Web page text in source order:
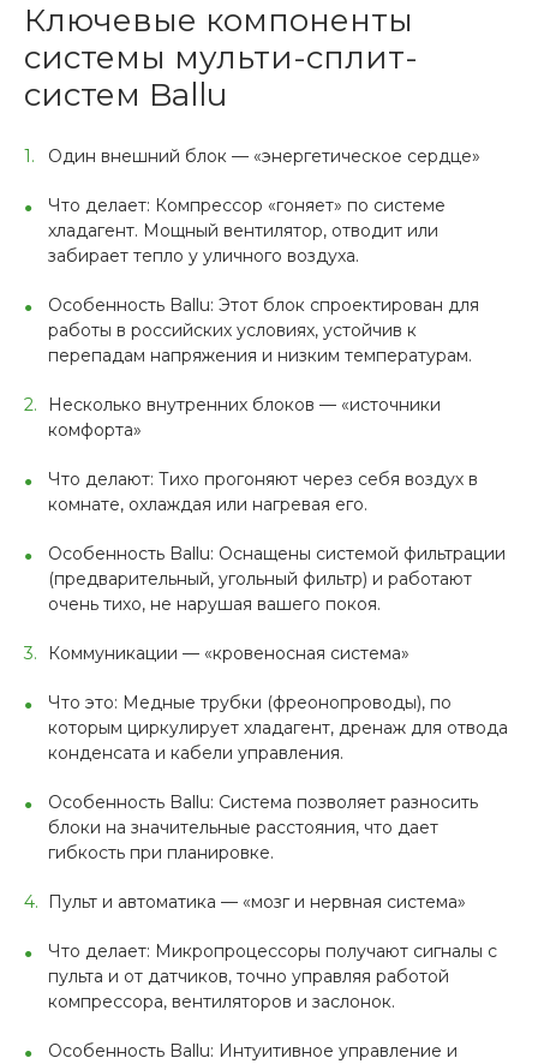
Ключевые компоненты
системы мульти-сплит-
систем Ballu
Один внешний блок — «энергетическое сердце»
Что делает: Компрессор «гоняет» по системе
хладагент. Мощный вентилятор, отводит или
забирает тепло у уличного воздуха.
Особенность Ballu: Этот блок спроектирован для
работы в российских условиях, устойчив к
перепадам напряжения и низким температурам.
Несколько внутренних блоков — «источники
комфорта»
Что делают: Тихо прогоняют через себя воздух в
комнате, охлаждая или нагревая его.
Особенность Ballu: Оснащены системой фильтрации
(предварительный, угольный фильтр) и работают
очень тихо, не нарушая вашего покоя.
Коммуникации — «кровеносная система»
Что это: Медные трубки (фреонопроводы), по
которым циркулирует хладагент, дренаж для отвода
конденсата и кабели управления.
Особенность Ballu: Система позволяет разносить
блоки на значительные расстояния, что дает
гибкость при планировке.
Пульт и автоматика — «мозг и нервная система»
Что делает: Микропроцессоры получают сигналы с
пульта и от датчиков, точно управляя работой
компрессора, вентиляторов и заслонок.
Особенность Ballu: Интуитивное управление и